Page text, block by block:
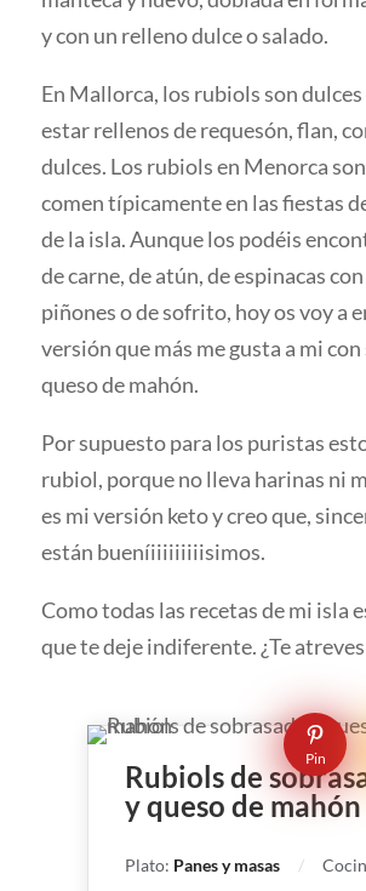
y con un relleno dulce o salado.
En Mallorca, los rubiols son dulces
estar rellenos de requesón, flan,
dulces. Los rubiols en Menorca
comen típicamente en las fiestas
de la isla. Aunque los podéis
de carne, de atún, de espinacas
piñones o de sofrito, hoy os voy a
versión que más me gusta a mi
queso de mahón.
Por supuesto para los puristas
rubiol, porque no lleva harinas ni
es mi versión keto y creo que,
están bueníiiiiiiiiisimos.
Como todas las recetas de mi isla
que te deje indiferente. ¿Te
Pin
Rubiols de
y queso de mahón
Plato: Panes y masas